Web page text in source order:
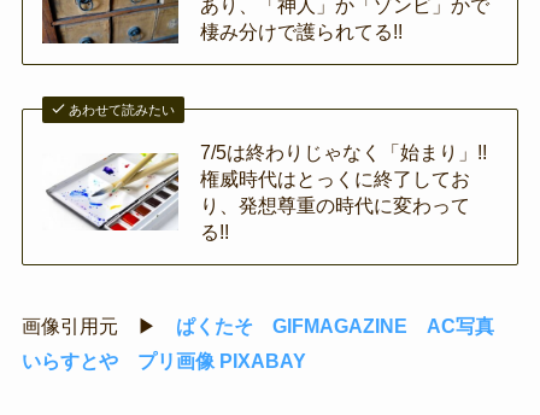
あり、「神人」か「ゾンビ」かで
棲み分けで護られてる!!
あわせて読みたい
7/5は終わりじゃなく「始まり」!!
権威時代はとっくに終了してお
り、発想尊重の時代に変わって
る!!
画像引用元 ▶ ぱくたそ GIFMAGAZINE
AC写真
いらすとや
プリ画像 PIXABAY